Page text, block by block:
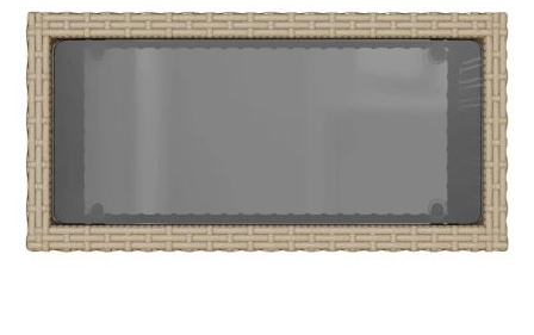
издръжливост и устойчивост на атмосферни
влияния.Стъклен плот: Плотът на външната
маса е изработен от здраво и издръжливо
закалено стъкло, което улеснява почистването с
влажна кърпа и добавя нотка елегантност към
вашето външно пространство.Здрава и стабилна
рамка: Стоманената рамка с прахово покритие
гарантира, че градинската мебел е здрава и
стабилна за ежедневна употреба на открито.
Добре е да се знае:За да сте сигурни, че вашите
външни мебели ще останат красиви, ви
препоръчваме да ги защитите с водоустойчиво